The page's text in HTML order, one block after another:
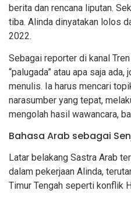
berita dan rencana liputan.
tiba. Alinda dinyatakan lolos
2022.
Sebagai reporter di kanal
“palugada” atau apa saja
menulis. Ia harus mencari
narasumber yang tepat,
mengolah hasil wawancara,
Bahasa Arab sebagai
Latar belakang Sastra Arab
dalam pekerjaan Alinda,
Timur Tengah seperti konflik